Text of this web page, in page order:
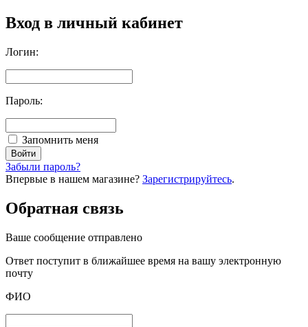
Вход в личный кабинет
Логин:
Пароль:
Запомнить меня
Забыли пароль?
Впервые в нашем магазине? Зарегистрируйтесь.
Обратная связь
Ваше сообщение отправлено
Oтвет поступит в ближайшее время на вашу электронную
почту
ФИО